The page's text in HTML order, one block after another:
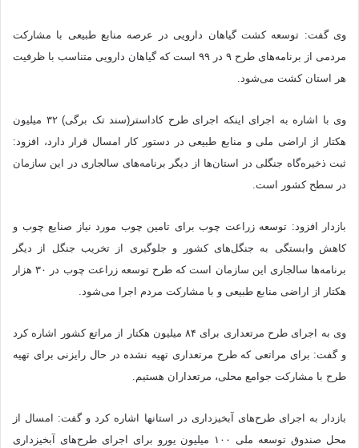
وی گفت: توسعه کشت گیاهان دارویی در عرصه منابع طبیعی با مشارکت
مردمی از برنامه‌های طرح ۹ در ۹۹ است که گیاهان دارویی متناسب با ظرفیت
هر استان کشت می‌شود.
وی با اشاره به اجرای اینکه اجرای طرح کاداستر(سند تک برگی) ۳۲ میلیون
هکتار از اراضی ملی و منابع طبیعی در دستور کار امسال قرار دارد، افزود:
ثبت ذخیره‌گاه جنگلی در استان‌ها از دیگر برنامه‌های سالجاری در این سازمان
در سطح کشور است.
بازدار افزود: توسعه زراعت چوب برای تامین چوب مورد نیاز صنایع چوب و
کاهش وابستگی به جنگل‌های کشور و جلوگیری از تخریب جنگل از دیگر
برنامه‌ها سالجاری این سازمان است که طرح توسعه زراعت چوب در ۳۰ هزار
هکتار از اراضی منابع طبیعی و با مشارکت مردم اجرا می‌شود.
وی به اجرای طرح مرتعداری برای ۸۴ میلیون هکتار از مراتع کشور اشاره کرد
و گفت: برای مراتعی که طرح مرتعداری تهیه نشده در حال رایزنی برای تهیه
طرح با مشارکت جوامع محلی، مرتعداران هستیم.
بازدار به اجرای طرح‌های آبخیزداری در استانها اشاره کرد و گفت: امسال از
محل صندوق توسعه ملی ۱۰۰ میلیون یورو برای اجرای طرح‌های آبخیزداری